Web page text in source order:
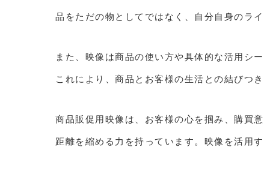
品をただの物としてではなく、自分自身のラ
また、映像は商品の使い方や具体的な活用シ
これにより、商品とお客様の生活との結びつ
商品販促用映像は、お客様の心を掴み、購買
距離を縮める力を持っています。映像を活用